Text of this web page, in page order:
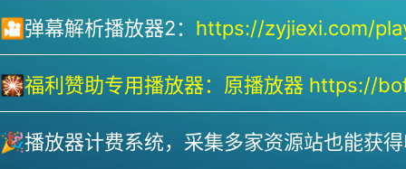
🎦弹幕解析播放器2： https://zyjiexi.com/
🎇福利赞助专用播放器： 原播放器 https://
🎉播放器计费系统，采集多家资源站也能获